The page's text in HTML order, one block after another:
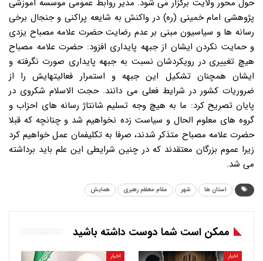
حول محور ولایت برگزار می شود. مدیر روابط عمومی موسسه آموزشی
پژوهشی امام خمینی (ره) در واکنش به شایعه پراکنی و جنجال برخی
رسانه ها و سیاسیون مبنی بر عدم رضایت حضرت علامه مصباح یزدی
و حمایت نکردن ایشان از جبهه پایداری افزود: حضرت علامه مصباح
هیچ تغییری در رویکردشان نسبت به جبهه پایداری صورت نگرفته و
ایشان همچنان تشکیل این جبهه و استمرار فعالیتهایش را از
ضروریات کشور در شرایط فعلی می دانند. حجت الاسلام شکروی در
پایان تصریح کرد: ما به هیچ وجه تسلیم شانتاژ رسانه های احزاب و
گروه های معلوم الحال و سیاست زده نخواهیم شد و چنانچه که قبلا
حضرت علامه مصباح متذکر شدند، صرفا به تکلیفمان عمل خواهیم کرد
زیرا عموم بزرگان معتقدند که در چنین شرایطی این علم باید برداشته
می شد.
استان ها شهر مقام معظم رهبری همایش
ممکن است شما دوست داشته باشید
اخبار اخبار